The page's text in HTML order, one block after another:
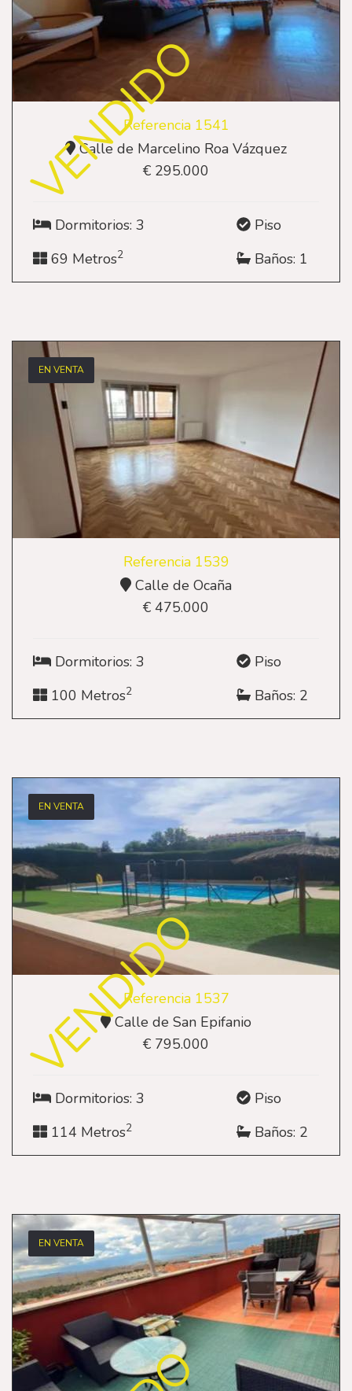
VENDIDO
Referencia 1541
Calle de Marcelino Roa Vázquez
€ 295.000
Dormitorios: 3
69 Metros2
Piso
Baños: 1
EN VENTA
Referencia 1539
Calle de Ocaña
€ 475.000
Dormitorios: 3
100 Metros2
Piso
Baños: 2
EN VENTA
VENDIDO
Referencia 1537
Calle de San Epifanio
€ 795.000
Dormitorios: 3
114 Metros2
Piso
Baños: 2
EN VENTA